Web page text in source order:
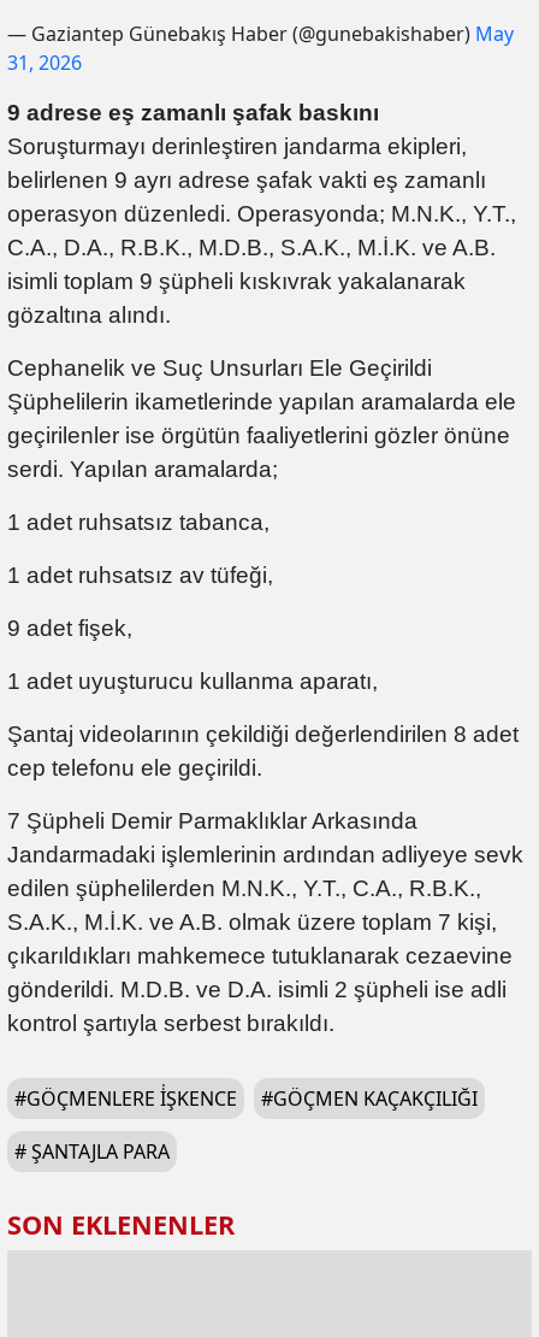
— Gaziantep Günebakış Haber (@gunebakishaber) May
31, 2026
9 adrese eş zamanlı şafak baskını
Soruşturmayı derinleştiren jandarma ekipleri,
belirlenen 9 ayrı adrese şafak vakti eş zamanlı
operasyon düzenledi. Operasyonda; M.N.K., Y.T.,
C.A., D.A., R.B.K., M.D.B., S.A.K., M.İ.K. ve A.B.
isimli toplam 9 şüpheli kıskıvrak yakalanarak
gözaltına alındı.
Cephanelik ve Suç Unsurları Ele Geçirildi
Şüphelilerin ikametlerinde yapılan aramalarda ele
geçirilenler ise örgütün faaliyetlerini gözler önüne
serdi. Yapılan aramalarda;
1 adet ruhsatsız tabanca,
1 adet ruhsatsız av tüfeği,
9 adet fişek,
1 adet uyuşturucu kullanma aparatı,
Şantaj videolarının çekildiği değerlendirilen 8 adet
cep telefonu ele geçirildi.
7 Şüpheli Demir Parmaklıklar Arkasında
Jandarmadaki işlemlerinin ardından adliyeye sevk
edilen şüphelilerden M.N.K., Y.T., C.A., R.B.K.,
S.A.K., M.İ.K. ve A.B. olmak üzere toplam 7 kişi,
çıkarıldıkları mahkemece tutuklanarak cezaevine
gönderildi. M.D.B. ve D.A. isimli 2 şüpheli ise adli
kontrol şartıyla serbest bırakıldı.
#GÖÇMENLERE İŞKENCE #GÖÇMEN KAÇAKÇILIĞI
#ŞANTAJLA PARA
SON EKLENENLER